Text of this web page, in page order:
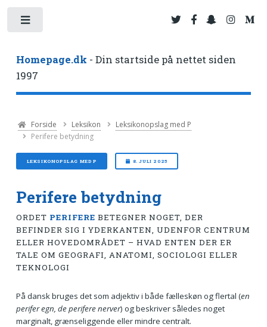
Homepage.dk - Din startside på nettet siden
1997
Forside Leksikon
Leksikonopslag med P
Perifere betydning
LEKSIKONOPSLAG MED P 8. JULI 2025
Perifere betydning
ORDET PERIFERE BETEGNER NOGET, DER
BEFINDER SIG I YDERKANTEN, UDENFOR CENTRUM
ELLER HOVEDOMRÅDET – HVAD ENTEN DER ER
TALE OM GEOGRAFI, ANATOMI, SOCIOLOGI ELLER
TEKNOLOGI
På dansk bruges det som adjektiv i både fælleskøn og flertal (en
perifer egn, de perifere nerver) og beskriver således noget
marginalt, grænseliggende eller mindre centralt.